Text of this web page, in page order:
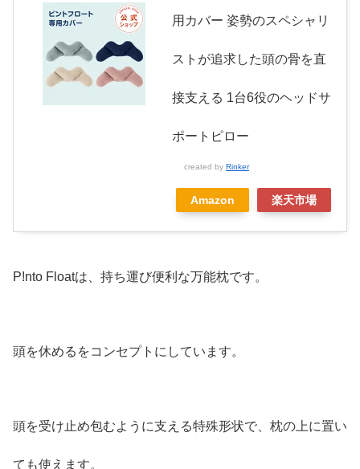
用カバー 姿勢のスペシャリ
ストが追求した頭の骨を直
接支える 1台6役のヘッドサ
ポートピロー
created by Rinker
Amazon 楽天市場
P!nto Floatは、持ち運び便利な万能枕です。
頭を休めるをコンセプトにしています。
頭を受け止め包むように支える特殊形状で、枕の上に置い
ても使えます。